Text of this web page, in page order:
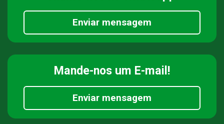
Enviar mensagem
Mande-nos um E-mail!
Enviar mensagem